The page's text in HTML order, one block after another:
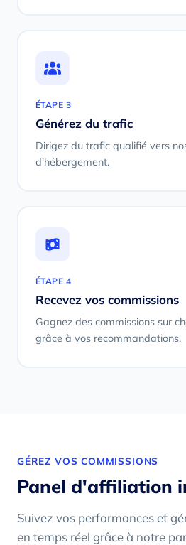
ÉTAPE 3
Générez du trafic
Dirigez du trafic qualifié vers
d'hébergement.
ÉTAPE 4
Recevez vos commissions
Gagnez des commissions sur
grâce à vos recommandations.
GÉREZ VOS COMMISSIONS
Panel d'affiliation
Suivez vos performances et
en temps réel grâce à notre